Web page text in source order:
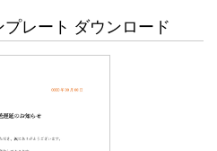
レート ダウンロード